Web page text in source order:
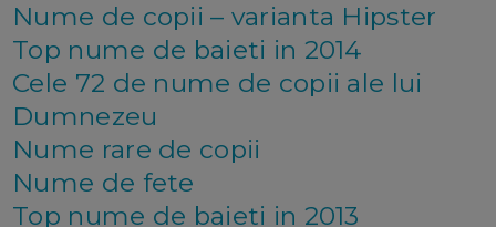
Nume de copii – varianta Hipster
Top nume de baieti in 2014
Cele 72 de nume de copii ale lui
Dumnezeu
Nume rare de copii
Nume de fete
Top nume de baieti in 2013